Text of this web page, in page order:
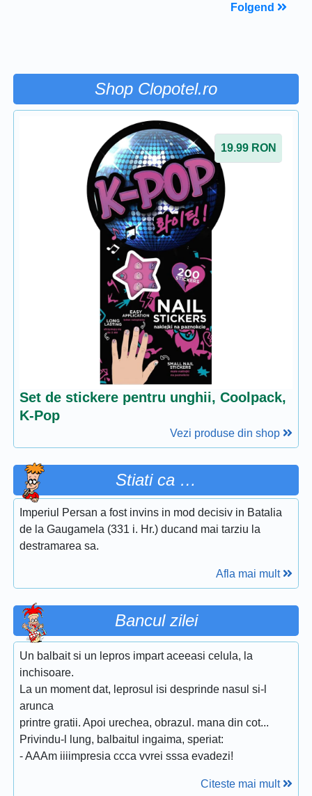
Folgend
Shop Clopotel.ro
19.99 RON
Set de stickere pentru unghii, Coolpack,
K-Pop
Vezi produse din shop
Stiati ca …
Imperiul Persan a fost invins in mod decisiv in Batalia
de la Gaugamela (331 i. Hr.) ducand mai tarziu la
destramarea sa.
Afla mai mult
Bancul zilei
Un balbait si un lepros impart aceeasi celula, la
inchisoare.
La un moment dat, leprosul isi desprinde nasul si-l
arunca
printre gratii. Apoi urechea, obrazul. mana din cot...
Privindu-l lung, balbaitul ingaima, speriat:
- AAAm iiiimpresia ccca vvrei sssa evadezi!
Citeste mai mult